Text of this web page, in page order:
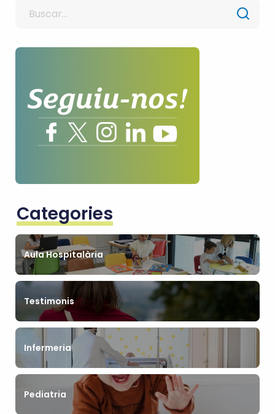
Categories
Aula Hospitalària
Testimonis
Infermeria
Pediatria